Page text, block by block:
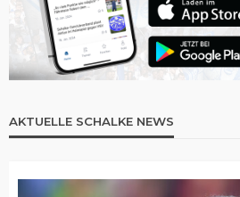
AKTUELLE SCHALKE NEWS